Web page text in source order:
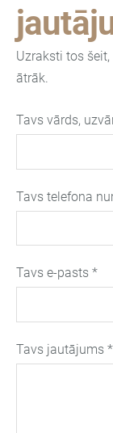
Uzraksti tos
ātrāk.
Tavs vārds,
Tavs telefona
Tavs e-pasts *
Tavs jautājums *